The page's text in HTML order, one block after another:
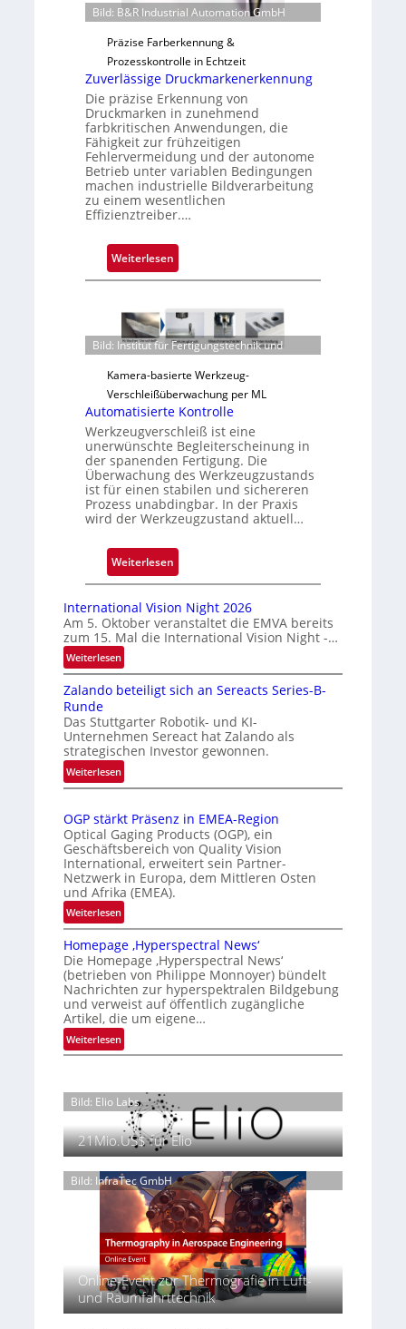
a
i
l
o
e
r
t
i
g
u
n
g
a
u
s
Bild: B&R Industrial Automation GmbH
Präzise Farberkennung &
Prozesskontrolle in Echtzeit
Zuverlässige Druckmarkenerkennung
Die präzise Erkennung von
Druckmarken in zunehmend
farbkritischen Anwendungen, die
Fähigkeit zur frühzeitigen
Fehlervermeidung und der autonome
Betrieb unter variablen Bedingungen
machen industrielle Bildverarbeitung
zu einem wesentlichen
Effizienztreiber.…
Weiterlesen
Z
v
e
r
l
ä
s
s
g
e
D
r
k
a
r
e
n
e
r
k
n
u
n
g
Bild: Institut für Fertigungstechnik und
Kamera-basierte Werkzeug-
Verschleißüberwachung per ML
Automatisierte Kontrolle
Werkzeugverschleiß ist eine
unerwünschte Begleiterscheinung in
der spanenden Fertigung. Die
Überwachung des Werkzeugzustands
ist für einen stabilen und sichereren
Prozess unabdingbar. In der Praxis
wird der Werkzeugzustand aktuell…
Weiterlesen
A
t
o
a
t
i
s
i
r
e
K
o
n
o
l
l
e
International Vision Night 2026
Am 5. Oktober veranstaltet die EMVA bereits
zum 15. Mal die International Vision Night -…
Weiterlesen:
I
n
e
r
n
a
o
n
a
V
i
s
i
o
n
N
i
h
0
2
6
Zalando beteiligt sich an Sereacts Series-B-
Runde
Das Stuttgarter Robotik- und KI-
Unternehmen Sereact hat Zalando als
strategischen Investor gewonnen.
Weiterlesen:
Z
l
a
n
d
o
e
t
e
i
l
i
g
t
c
h
a
n
e
a
c
t
s
S
OGP stärkt Präsenz in EMEA-Region
Optical Gaging Products (OGP), ein
Geschäftsbereich von Quality Vision
International, erweitert sein Partner-
Netzwerk in Europa, dem Mittleren Osten
und Afrika (EMEA).
Weiterlesen:
O
G
P
s
t
ä
r
k
r
ä
s
e
n
z
E
M
E
A
-
Homepage ‚Hyperspectral News‘
Die Homepage ‚Hyperspectral News‘
(betrieben von Philippe Monnoyer) bündelt
Nachrichten zur hyperspektralen Bildgebung
und verweist auf öffentlich zugängliche
Artikel, die um eigene…
Weiterlesen:
H
m
e
p
a
g
e
‚
p
e
r
s
p
Bild: Elio Labs.
21Mio.US$ für Elio
Bild: InfraTec GmbH
Online-Event zur Thermografie in Luft-
und Raumfahrttechnik